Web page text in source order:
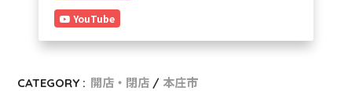
YouTube
CATEGORY : 開店・閉店 本庄市